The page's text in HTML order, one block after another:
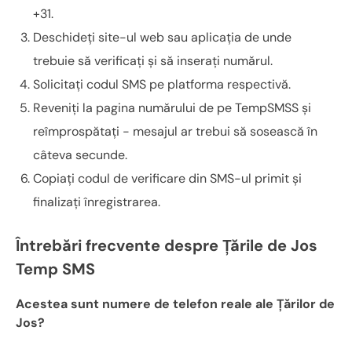
+31.
Deschideți site-ul web sau aplicația de unde
trebuie să verificați și să inserați numărul.
Solicitați codul SMS pe platforma respectivă.
Reveniți la pagina numărului de pe TempSMSS și
reîmprospătați - mesajul ar trebui să sosească în
câteva secunde.
Copiați codul de verificare din SMS-ul primit și
finalizați înregistrarea.
Întrebări frecvente despre Țările de Jos
Temp SMS
Acestea sunt numere de telefon reale ale Țărilor de
Jos?